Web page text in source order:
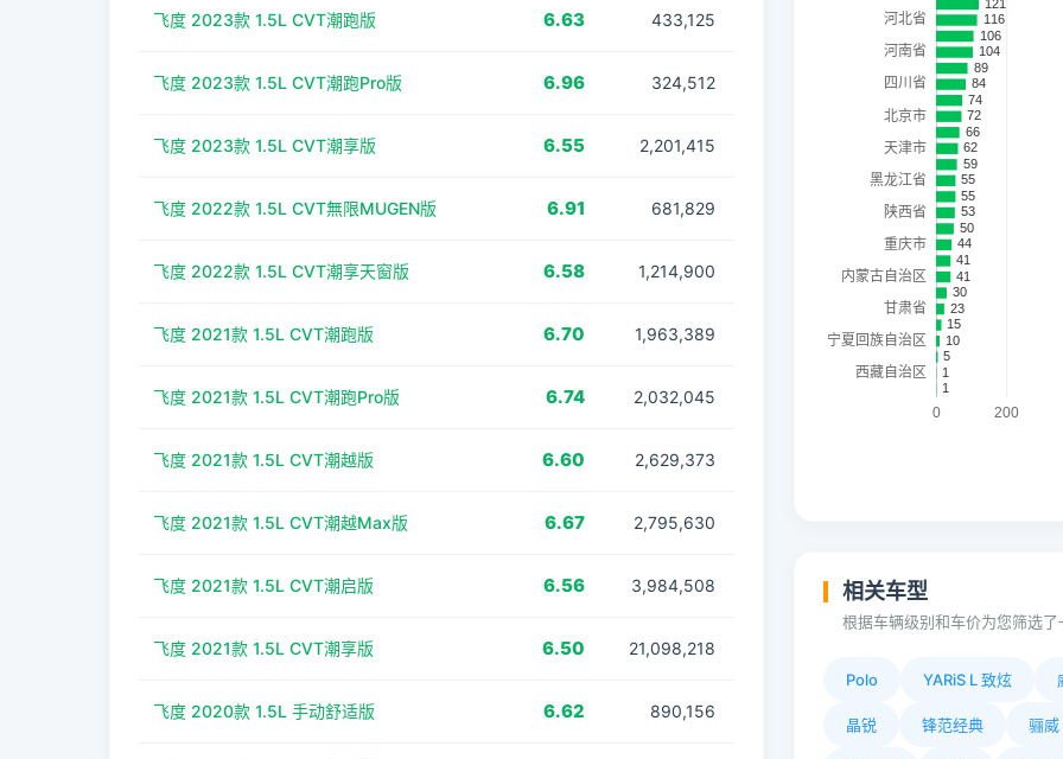
飞度 2023款 1.5L CVT潮跑版 6.63 433,125
飞度 2023款 1.5L CVT潮跑Pro版 6.96 324,512
飞度 2023款 1.5L CVT潮享版 6.55 2,201,415
飞度 2022款 1.5L CVT無限MUGEN版 6.91 681,829
飞度 2022款 1.5L CVT潮享天窗版 6.58 1,214,900
飞度 2021款 1.5L CVT潮跑版 6.70 1,963,389
飞度 2021款 1.5L CVT潮跑Pro版 6.74 2,032,045
飞度 2021款 1.5L CVT潮越版 6.60 2,629,373
飞度 2021款 1.5L CVT潮越Max版 6.67 2,795,630
飞度 2021款 1.5L CVT潮启版 6.56 3,984,508
飞度 2021款 1.5L CVT潮享版 6.50 21,098,218
飞度 2020款 1.5L 手动舒适版 6.62 890,156
相关车型
根据车辆级别和车价为您筛选
Polo YARiS L 致炫
晶锐 锋范经典 骊威